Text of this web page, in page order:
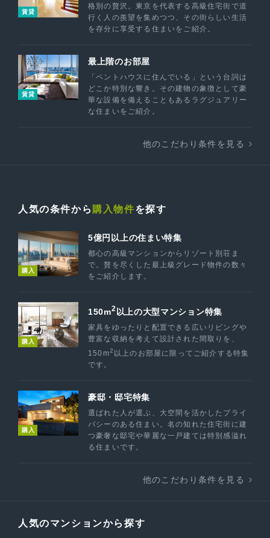
賃貸
格別の贅沢。東京を代表する高級住宅街で道
行く人の羨望を集めつつ、その街らしい生活
を存分に享受する住まいをご紹介。
賃貸
最上階のお部屋
「ペントハウスに住んでいる」という台詞は
どこか特別な響き。その建物の象徴として豪
華な設備を備えることもあるラグジュアリー
な住まいをご紹介。
他のこだわり条件を見る
人気の条件から 購入物件を探す
購入
5億円以上の住まい特集
都心の高級マンションからリゾート別荘ま
で。贅を尽くした最上級グレード物件の数々
をご紹介します。
購入
150m2 以上の大型マンション特集
家具をゆったりと配置できる広いリビングや
豊富な収納を考えて設計された間取りを、
150m2 以上のお部屋に限ってご紹介する特集
です。
購入
豪邸・邸宅特集
選ばれた人が選ぶ、大空間を活かしたプライ
バシーのある住まい。名の知れた住宅街に建
つ豪奢な邸宅や華麗な一戸建ては特別感溢れ
る住まいです。
他のこだわり条件を見る
人気のマンションから探す